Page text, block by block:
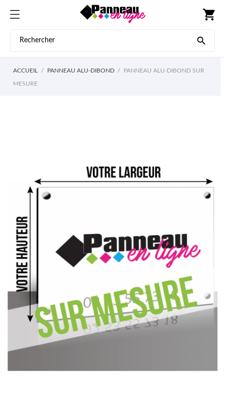
shopping_cart

ACCUEIL PANNEAU ALU-DIBOND PANNEAU ALU-DIBOND SUR
MESURE